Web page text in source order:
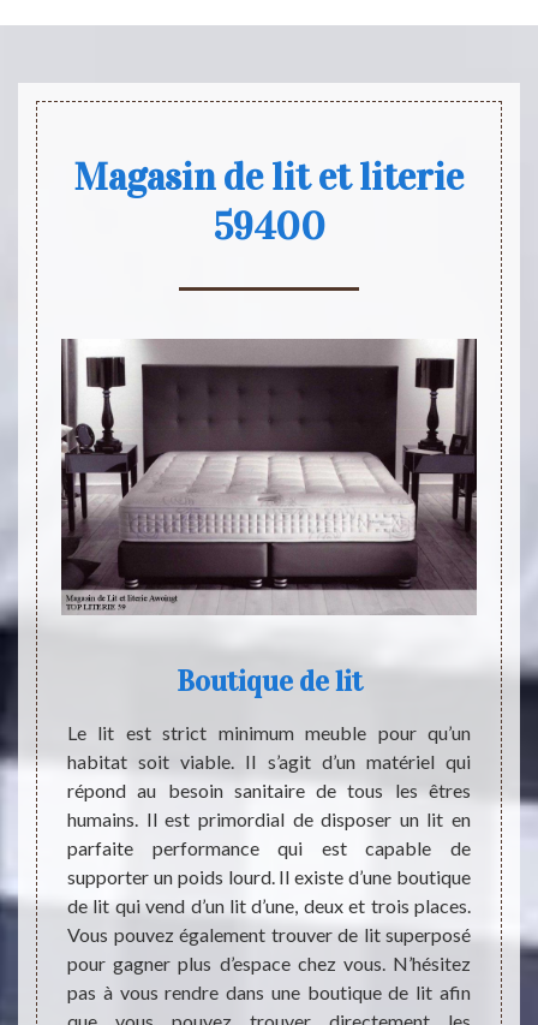
Magasin de lit et literie
59400
le
et un
en
et la
Boutique de lit
Le lit est strict minimum meuble pour qu’un
habitat soit viable. Il s’agit d’un matériel qui
répond au besoin sanitaire de tous les êtres
humains. Il est primordial de disposer un lit en
parfaite performance qui est capable de
supporter un poids lourd. Il existe d’une boutique
de lit qui vend d’un lit d’une, deux et trois places.
Vous pouvez également trouver de lit superposé
pour gagner plus d’espace chez vous. N’hésitez
pas à vous rendre dans une boutique de lit afin
pas